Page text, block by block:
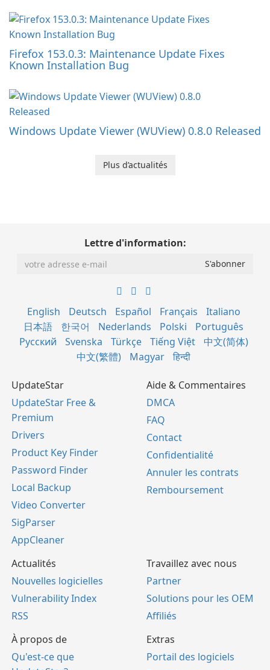
Firefox 153.0.3: Maintenance Update Fixes
Known Installation Bug
Windows Update Viewer (WUView) 0.8.0 Released
Plus d’actualités
Lettre d'information:
English Deutsch Español Français
Italiano
日本語
한국어 Nederlands Polski
Português
Русский
Svenska Türkçe Tiếng Việt
中文(简体)
中文(繁體)
Magyar हिन्दी
UpdateStar
UpdateStar Free &
Premium
Drivers
Product Key Finder
Password Finder
Local Backup
Video Converter
SigParser
AppCleaner
Aide & Commentaires
DMCA
FAQ
Contact
Confidentialité
Annuler les contrats
Remboursement
Actualités
Nouvelles logicielles
Vulnerability Index
RSS
Travaillez avec nous
Partner
Solutions pour les OEM
Affiliés
À propos de
Qu'est-ce que
Extras
Portail des logiciels